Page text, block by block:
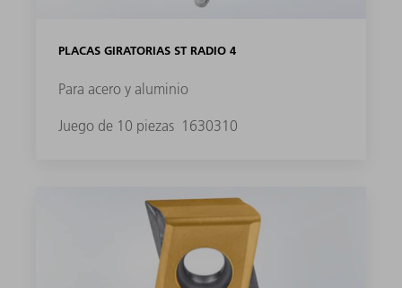
PLACAS GIRATORIAS ST RADIO 4
Para acero y aluminio
Juego de 10 piezas 1630310